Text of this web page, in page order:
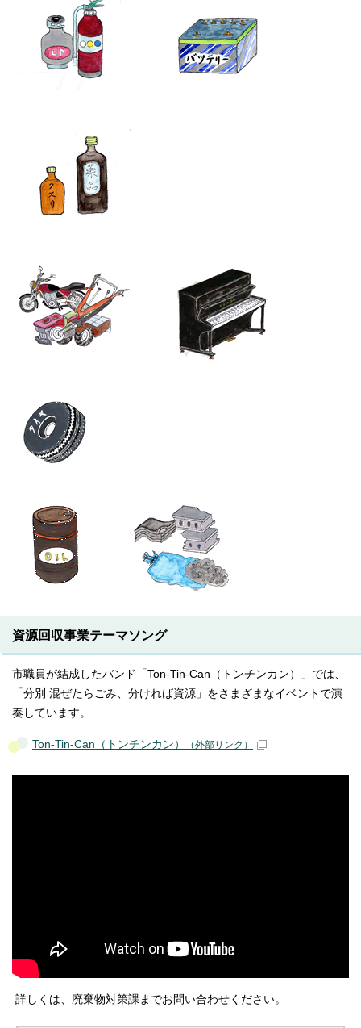
資源回収事業テーマソング
市職員が結成したバンド「Ton-Tin-Can（トンチンカン）」では、
「分別 混ぜたらごみ、分ければ資源」をさまざまなイベントで演
奏しています。
Ton-Tin-Can（トンチンカン） （外部リンク）
詳しくは、廃棄物対策課までお問い合わせください。